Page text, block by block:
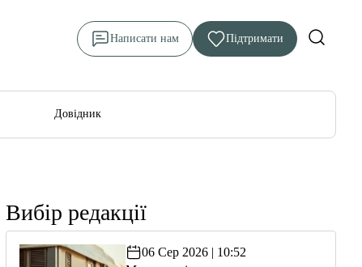
Написати нам Підтримати
Довідник
Вибір редакції
06 Сер 2026 | 10:52